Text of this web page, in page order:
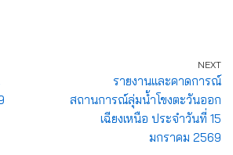
NEXT
รายงานและคาดการณ์
สถานการณ์ลุ่มน้ำโขงตะวันออก
เฉียงเหนือ ประจำวันที่ 15
มกราคม 2569